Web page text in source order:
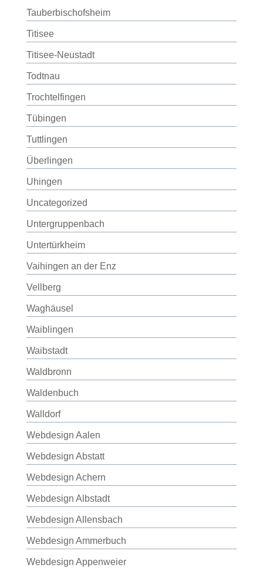
Tauberbischofsheim
Titisee
Titisee-Neustadt
Todtnau
Trochtelfingen
Tübingen
Tuttlingen
Überlingen
Uhingen
Uncategorized
Untergruppenbach
Untertürkheim
Vaihingen an der Enz
Vellberg
Waghäusel
Waiblingen
Waibstadt
Waldbronn
Waldenbuch
Walldorf
Webdesign Aalen
Webdesign Abstatt
Webdesign Achern
Webdesign Albstadt
Webdesign Allensbach
Webdesign Ammerbuch
Webdesign Appenweier